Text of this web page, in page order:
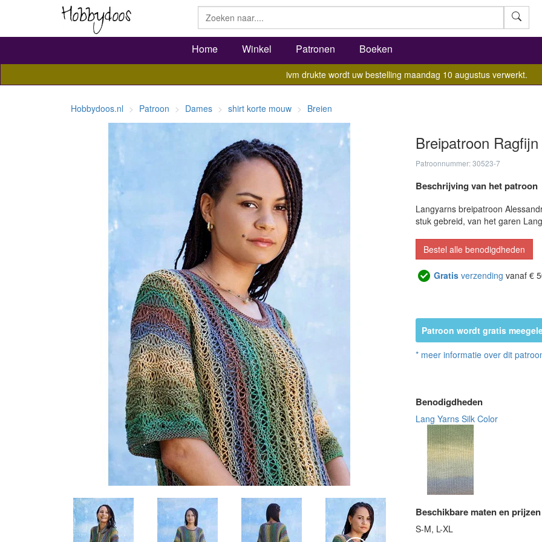
Home Winkel Patronen Boeken
ivm drukte wordt uw bestelling maandag 10 augustus verwerkt.
Hobbydoos.nl Patroon Dames shirt korte mouw Breien
Breipatroon
Patroonnummer: 30523-7
Beschrijving van het patroon
Langyarns breipatroon
stuk gebreid, van het garen
Bestel alle benodigdheden
Gratis verzending vanaf €
Patroon wordt gratis
* meer informatie over dit
Benodigdheden
Lang Yarns Silk Color
Beschikbare maten en prijzen
S-M, L-XL